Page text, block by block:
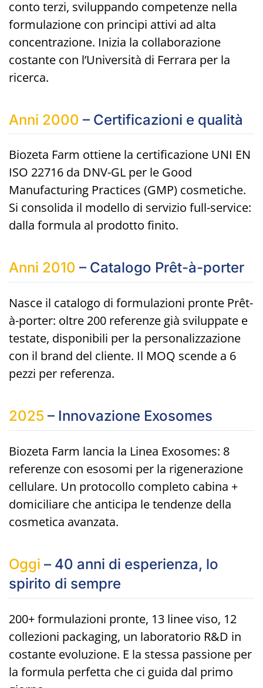
conto terzi, sviluppando competenze nella
formulazione con principi attivi ad alta
concentrazione. Inizia la collaborazione
costante con l’Università di Ferrara per la
ricerca.
Anni 2000 – Certificazioni e qualità
Biozeta Farm ottiene la certificazione UNI EN
ISO 22716 da DNV-GL per le Good
Manufacturing Practices (GMP) cosmetiche.
Si consolida il modello di servizio full-service:
dalla formula al prodotto finito.
Anni 2010 – Catalogo Prêt-à-porter
Nasce il catalogo di formulazioni pronte Prêt-
à-porter: oltre 200 referenze già sviluppate e
testate, disponibili per la personalizzazione
con il brand del cliente. Il MOQ scende a 6
pezzi per referenza.
2025 – Innovazione Exosomes
Biozeta Farm lancia la Linea Exosomes: 8
referenze con esosomi per la rigenerazione
cellulare. Un protocollo completo cabina +
domiciliare che anticipa le tendenze della
cosmetica avanzata.
Oggi – 40 anni di esperienza, lo
spirito di sempre
200+ formulazioni pronte, 13 linee viso, 12
collezioni packaging, un laboratorio R&D in
costante evoluzione. E la stessa passione per
la formula perfetta che ci guida dal primo